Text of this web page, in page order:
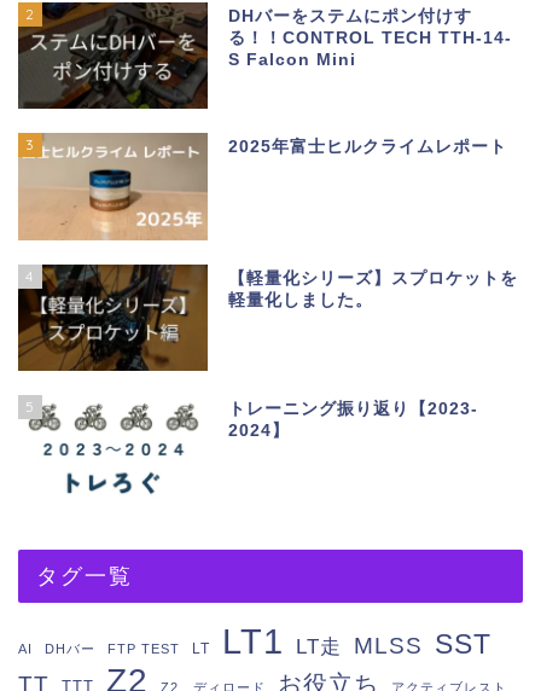
2
DHバーをステムにポン付けす
る！！CONTROL TECH TTH-14-
S Falcon Mini
3 2025年富士ヒルクライムレポート
4
【軽量化シリーズ】スプロケットを
軽量化しました。
5
トレーニング振り返り【2023-
2024】
タグ一覧
AI DHバー FTP TEST LT LT1 LT走 MLSS SST
TT TTT Z2 Z2 ディロード お役立ち アクティブレスト